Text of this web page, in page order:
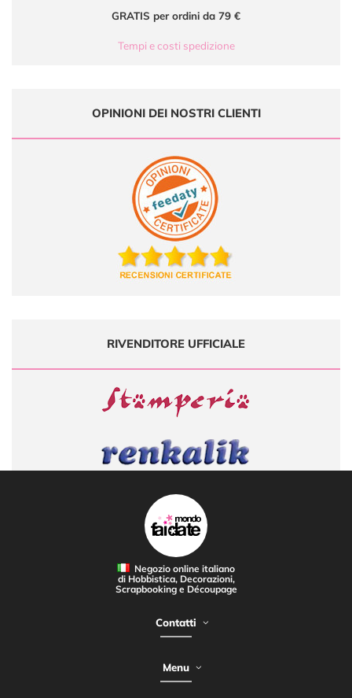
GRATIS per ordini da 79 €
Tempi e costi spedizione
OPINIONI DEI NOSTRI CLIENTI
RIVENDITORE UFFICIALE
CORSI DI DECORAZIONE
Negozio online italiano
di Hobbistica, Decorazioni,
Scrapbooking e Découpage
Contatti
Menu